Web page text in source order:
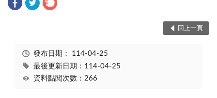
回上一頁
發布日期： 114-04-25
最後更新日期：114-04-25
資料點閱次數：266